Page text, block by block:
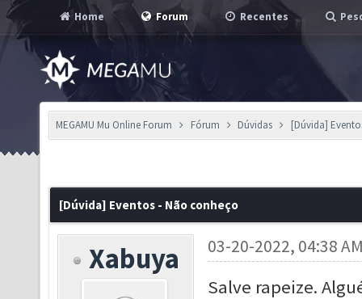
Home Forum Recentes
MEGAMU Mu Online Forum Fórum Dúvidas [Dúvida]
[Dúvida] Eventos - Não conheço
Xabuya 03-20-2022, 04:38
Salve rapeize.